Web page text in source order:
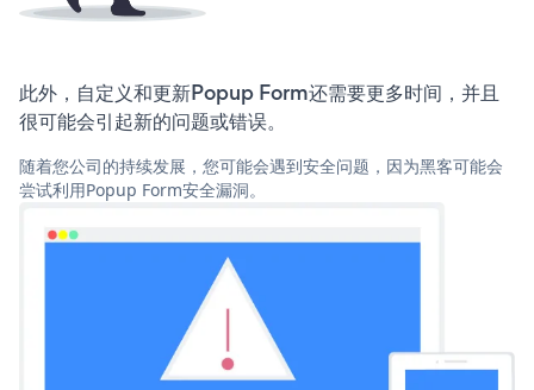
此外，自定义和更新Popup Form还需要更多时间，并且
很可能会引起新的问题或错误。
随着您公司的持续发展，您可能会遇到安全问题，因为黑客可能会
尝试利用Popup Form安全漏洞。